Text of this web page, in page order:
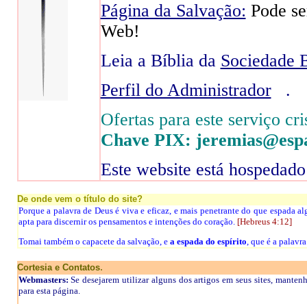
Página da Salvação: Pode
Web!
Leia a Bíblia da Sociedade
Perfil do Administrador.
Ofertas para este serviço
Chave PIX:
Este website está
De onde vem o título do site?
Porque a palavra de Deus é viva e eficaz, e mais penetrante do que espada
apta para discernir os pensamentos e intenções do coração.[Hebreus 4:12]
Tomai também o capacete da salvação, e a espada do espírito, que é a
Cortesia e Contatos.
Webmasters: Se desejarem utilizar alguns dos artigos em seus sites,
para esta página.